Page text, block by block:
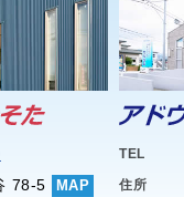
78-5 MAP
TEL
住所